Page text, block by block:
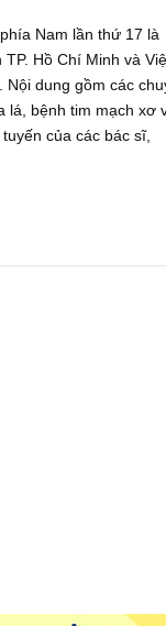
Nam lần thứ 17 là
Hồ Chí Minh và
Nội dung gồm các
lá, bệnh tim mạch xơ
của các bác sĩ,